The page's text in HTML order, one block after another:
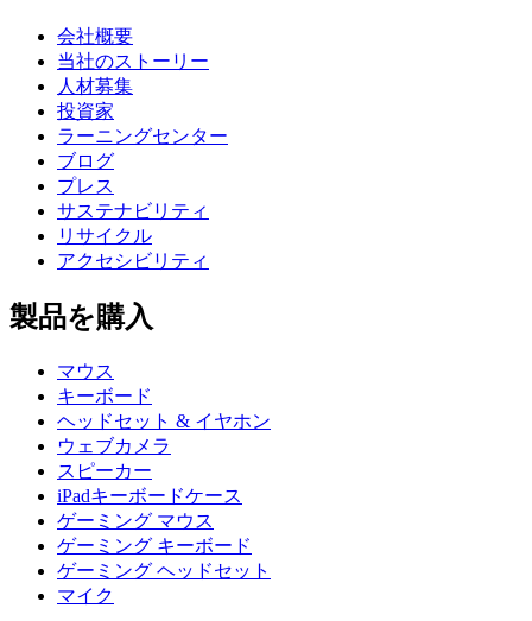
会社概要
当社のストーリー
人材募集
投資家
ラーニングセンター
ブログ
プレス
サステナビリティ
リサイクル
アクセシビリティ
製品を購入
マウス
キーボード
ヘッドセット & イヤホン
ウェブカメラ
スピーカー
iPadキーボードケース
ゲーミング マウス
ゲーミング キーボード
ゲーミング ヘッドセット
マイク